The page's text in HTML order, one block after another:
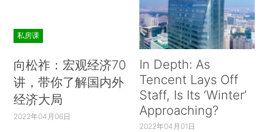
私房课
向松祚：宏观经济70
讲，带你了解国内外
经济大局
2022年04月06日
In Depth: As
Tencent Lays Off
Staff, Is Its ‘Winter’
Approaching?
2022年04月01日